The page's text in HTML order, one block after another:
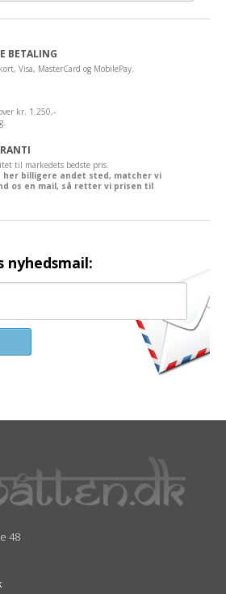
BETALING
Visa, MasterCard og MobilePay.
kr. 1.250,-
til markedets bedste pris.
her billigere andet sted, matcher vi
os en mail, så retter vi prisen til
nyhedsmail:
48